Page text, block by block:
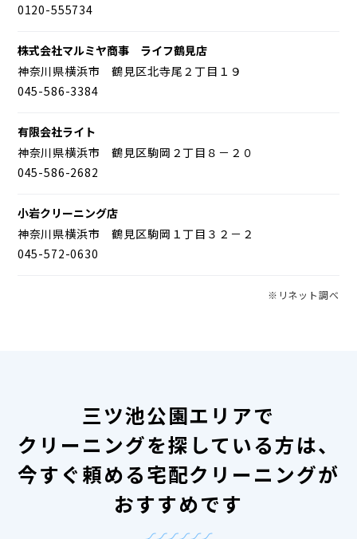
0120-555734
株式会社マルミヤ商事 ライフ鶴見店
神奈川県横浜市 鶴見区北寺尾２丁目１９
045-586-3384
有限会社ライト
神奈川県横浜市 鶴見区駒岡２丁目８－２０
045-586-2682
小岩クリーニング店
神奈川県横浜市 鶴見区駒岡１丁目３２－２
045-572-0630
※リネット調べ
三ツ池公園エリアで
クリーニングを探している方は、
今すぐ頼める宅配クリーニングが
おすすめです